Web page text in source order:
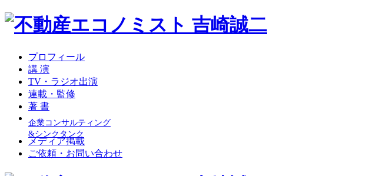
プロフィール
講 演
TV・ラジオ出演
連載・監修
著 書
企業コンサルティング
&シンクタンク
メディア掲載
ご依頼・お問い合わせ